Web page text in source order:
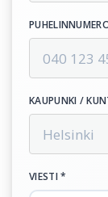
KAUPUNKI /
VIESTI *